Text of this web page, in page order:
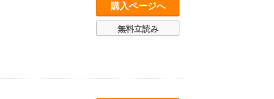
購入ページへ
無料立読み